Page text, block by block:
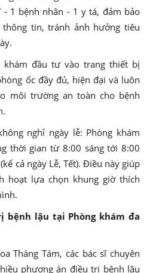
- 1 bệnh nhân - 1 y tá, đảm bảo
tin, tránh ảnh hưởng tiêu
khám đầu tư vào trang thiết bị
ốc đầy đủ, hiện đại và luôn
môi trường an toàn cho bệnh
nghỉ ngày lễ: Phòng khám
thời gian từ 8:00 sáng tới 8:00
cả ngày Lễ, Tết). Điều này giúp
hoạt lựa chọn khung giờ thích
bệnh lậu tại Phòng khám đa
Tháng Tám, các bác sĩ chuyên
phương án điều trị bệnh lậu